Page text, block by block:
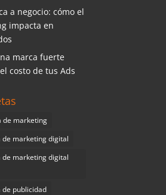
a negocio: cómo el
impacta en
marca fuerte
costo de tus Ads
de marketing
de marketing digital
de marketing digital
de publicidad